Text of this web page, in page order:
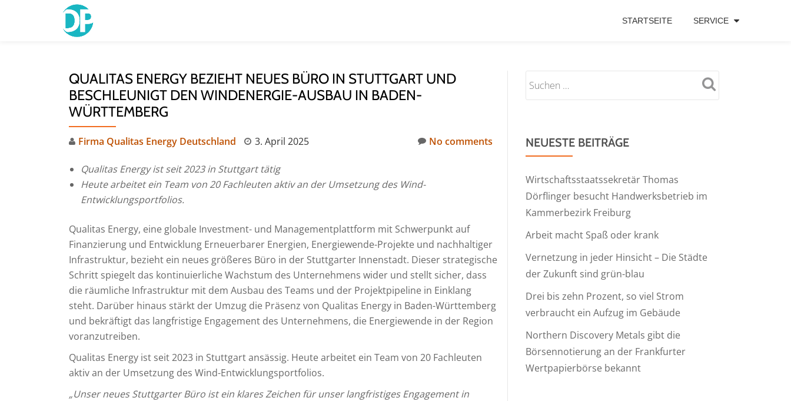
STARTSEITE SERVICE
QUALITAS ENERGY BEZIEHT NEUES BÜRO IN STUTTGART UND
BESCHLEUNIGT DEN WINDENERGIE-AUSBAU IN BADEN-
WÜRTTEMBERG
Firma Qualitas Energy Deutschland 3. April 2025 No comments
Qualitas Energy ist seit 2023 in Stuttgart tätig
Heute arbeitet ein Team von 20 Fachleuten aktiv an der Umsetzung des Wind-
Entwicklungsportfolios.
Qualitas Energy, eine globale Investment- und Managementplattform mit Schwerpunkt auf
Finanzierung und Entwicklung Erneuerbarer Energien, Energiewende-Projekte und nachhaltiger
Infrastruktur, bezieht ein neues größeres Büro in der Stuttgarter Innenstadt. Dieser strategische
Schritt spiegelt das kontinuierliche Wachstum des Unternehmens wider und stellt sicher, dass
die räumliche Infrastruktur mit dem Ausbau des Teams und der Projektpipeline in Einklang
steht. Darüber hinaus stärkt der Umzug die Präsenz von Qualitas Energy in Baden-Württemberg
und bekräftigt das langfristige Engagement des Unternehmens, die Energiewende in der Region
voranzutreiben.
Qualitas Energy ist seit 2023 in Stuttgart ansässig. Heute arbeitet ein Team von 20 Fachleuten
aktiv an der Umsetzung des Wind-Entwicklungsportfolios.
„Unser neues Stuttgarter Büro ist ein klares Zeichen für unser langfristiges Engagement in
NEUESTE BEITRÄGE
Wirtschaftsstaatssekretär Thomas
Dörflinger besucht Handwerksbetrieb im
Kammerbezirk Freiburg
Arbeit macht Spaß oder krank
Vernetzung in jeder Hinsicht – Die Städte
der Zukunft sind grün-blau
Drei bis zehn Prozent, so viel Strom
verbraucht ein Aufzug im Gebäude
Northern Discovery Metals gibt die
Börsennotierung an der Frankfurter
Wertpapierbörse bekannt